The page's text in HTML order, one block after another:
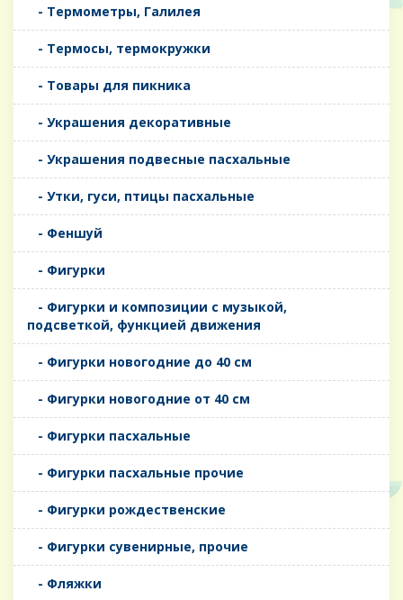
- Термометры, Галилея
- Термосы, термокружки
- Товары для пикника
- Украшения декоративные
- Украшения подвесные пасхальные
- Утки, гуси, птицы пасхальные
- Феншуй
- Фигурки
- Фигурки и композиции с музыкой,
подсветкой, функцией движения
- Фигурки новогодние до 40 см
- Фигурки новогодние от 40 см
- Фигурки пасхальные
- Фигурки пасхальные прочие
- Фигурки рождественские
- Фигурки сувенирные, прочие
- Фляжки